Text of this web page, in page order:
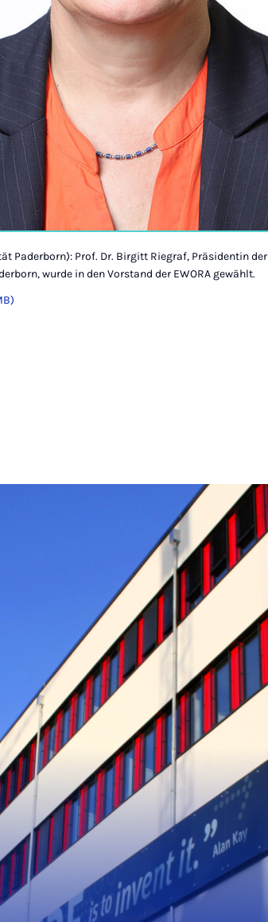
Paderborn): Prof. Dr. Birgitt Riegraf, Präsidentin der
wurde in den Vorstand der EWORA gewählt.